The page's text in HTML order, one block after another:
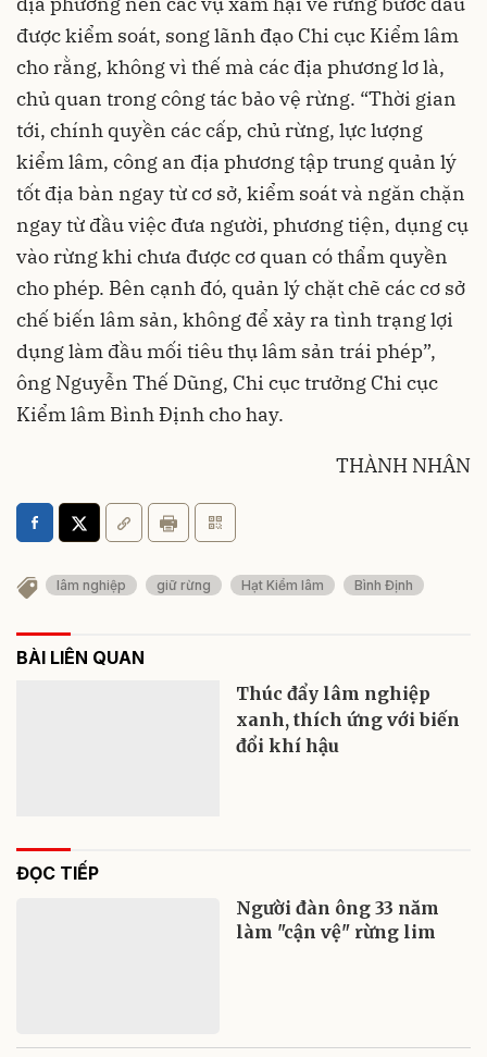
được kiểm soát, song lãnh đạo Chi cục Kiểm lâm
cho rằng, không vì thế mà các địa phương lơ là,
chủ quan trong công tác bảo vệ rừng. “Thời gian
tới, chính quyền các cấp, chủ rừng, lực lượng
kiểm lâm, công an địa phương tập trung quản lý
tốt địa bàn ngay từ cơ sở, kiểm soát và ngăn chặn
ngay từ đầu việc đưa người, phương tiện, dụng cụ
vào rừng khi chưa được cơ quan có thẩm quyền
cho phép. Bên cạnh đó, quản lý chặt chẽ các cơ sở
chế biến lâm sản, không để xảy ra tình trạng lợi
dụng làm đầu mối tiêu thụ lâm sản trái phép”,
ông Nguyễn Thế Dũng, Chi cục trưởng Chi cục
Kiểm lâm Bình Định cho hay.
THÀNH NHÂN
lâm nghiệp giữ rừng Hạt Kiểm lâm Bình Định
BÀI LIÊN QUAN
Thúc đẩy lâm nghiệp
xanh, thích ứng với biến
đổi khí hậu
ĐỌC TIẾP
Người đàn ông 33 năm
làm "cận vệ" rừng lim